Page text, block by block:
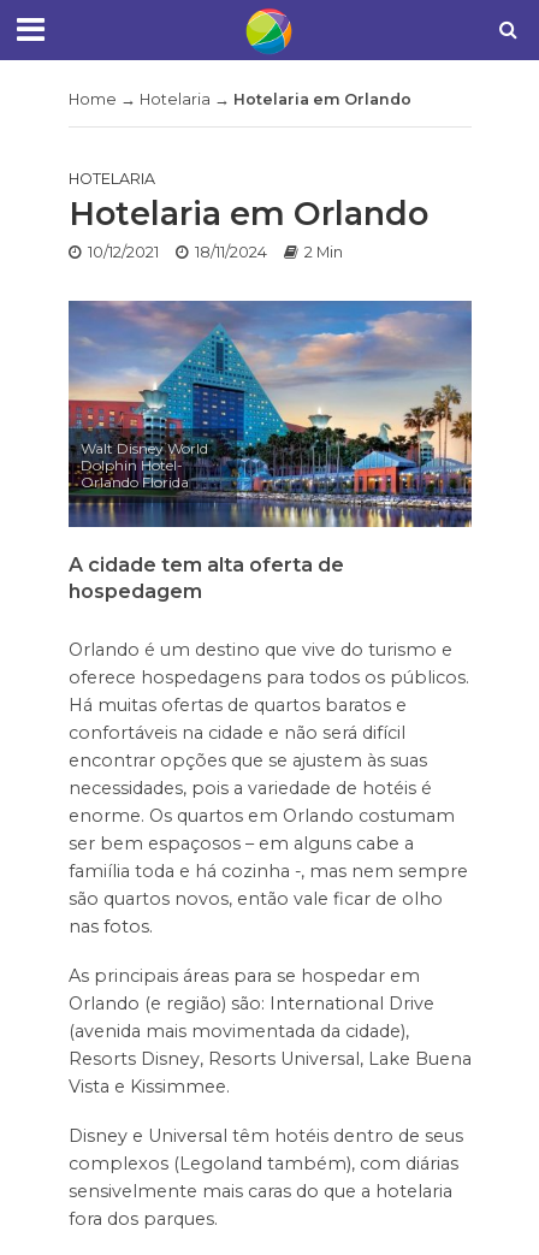
Home → Hotelaria → Hotelaria em Orlando
HOTELARIA
Hotelaria em Orlando
10/12/2021 18/11/2024 2 Min
Walt Disney World
Dolphin Hotel-
Orlando Florida
A cidade tem alta oferta de
hospedagem
Orlando é um destino que vive do turismo e
oferece hospedagens para todos os públicos.
Há muitas ofertas de quartos baratos e
confortáveis na cidade e não será difícil
encontrar opções que se ajustem às suas
necessidades, pois a variedade de hotéis é
enorme. Os quartos em Orlando costumam
ser bem espaçosos – em alguns cabe a
famiília toda e há cozinha -, mas nem sempre
são quartos novos, então vale ficar de olho
nas fotos.
As principais áreas para se hospedar em
Orlando (e região) são: International Drive
(avenida mais movimentada da cidade),
Resorts Disney, Resorts Universal, Lake Buena
Vista e Kissimmee.
Disney e Universal têm hotéis dentro de seus
complexos (Legoland também), com diárias
sensivelmente mais caras do que a hotelaria
fora dos parques.